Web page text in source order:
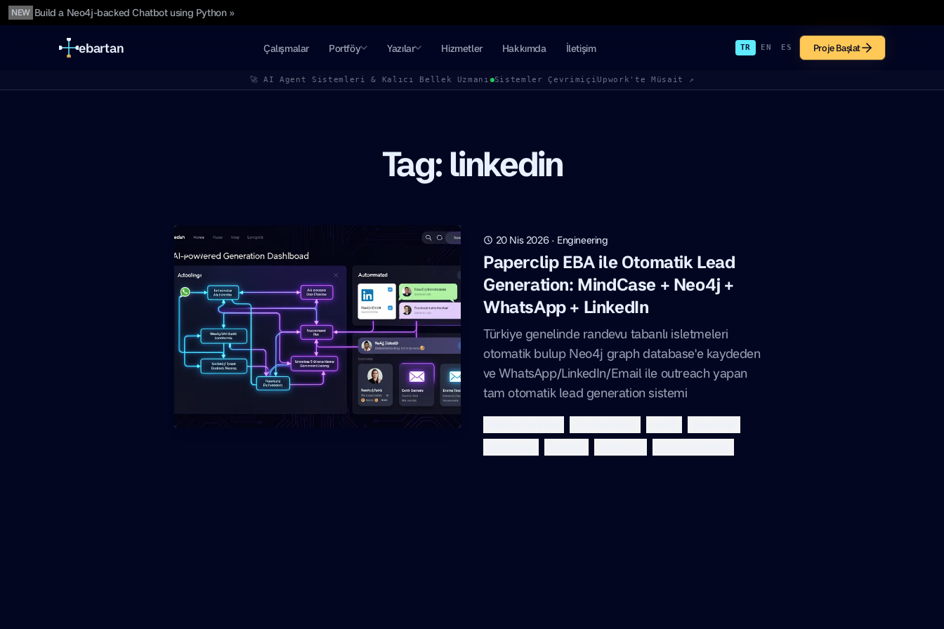
NEW Build a Neo4j-backed Chatbot using Python »
ebartan Çalışmalar Portföy Yazılar Hizmetler Hakkımda İletişim TR EN ES Proje Başlat
🚀 AI Agent Sistemleri & Kalıcı Bellek Uzmanı Sistemler Çevrimiçi Upwork'te Müsait ↗
Tag: linkedin
20 Nis 2026· Engineering
Paperclip EBA ile Otomatik Lead
Generation: MindCase + Neo4j +
WhatsApp + LinkedIn
Türkiye genelinde randevu tabanlı isletmeleri
otomatik bulup Neo4j graph database'e kaydeden
ve WhatsApp/LinkedIn/Email ile outreach yapan
tam otomatik lead generation sistemi